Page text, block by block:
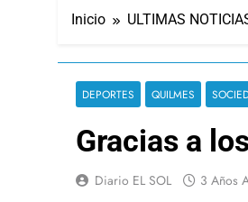
Inicio ULTIMAS
DEPORTES QUILMES
Gracias a
Diario EL SOL 3 Años